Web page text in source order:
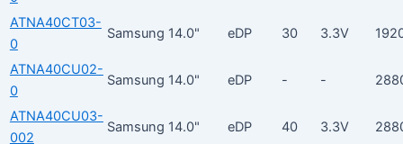
ATNA40CT03-
0
Samsung 14.0" eDP 30 3.3V
ATNA40CU02-
0
Samsung 14.0" eDP - -
ATNA40CU03-
002
Samsung 14.0" eDP 40 3.3V